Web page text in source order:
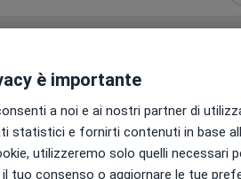
studio aGenova, la mia città
e profonda gentilezza .
è importante
a noi e ai nostri partner di
statistici e fornirti contenuti in base
utilizzeremo solo quelli necessari
tuo consenso o aggiornare le tue